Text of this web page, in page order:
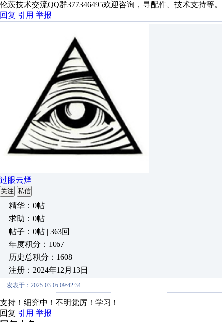
伦茨技术交流QQ群377346495欢迎咨询，寻配件、技术支持等。
回复 引用 举报
过眼云煙
关注 私信
精华：0帖
求助：0帖
帖子：0帖 | 363回
年度积分：1067
历史总积分：1608
注册：2024年12月13日
发表于：2025-03-05 09:42:34
支持！细究中！不明觉厉！学习！
回复 引用 举报